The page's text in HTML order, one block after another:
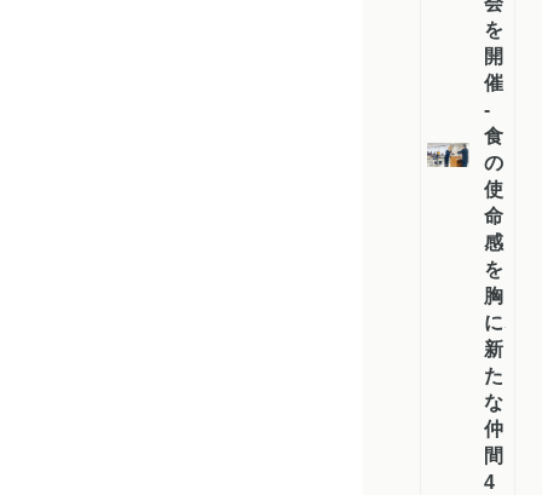
を
開
催
-
食
の
使
命
感
を
胸
に、
新
た
な
仲
間
4